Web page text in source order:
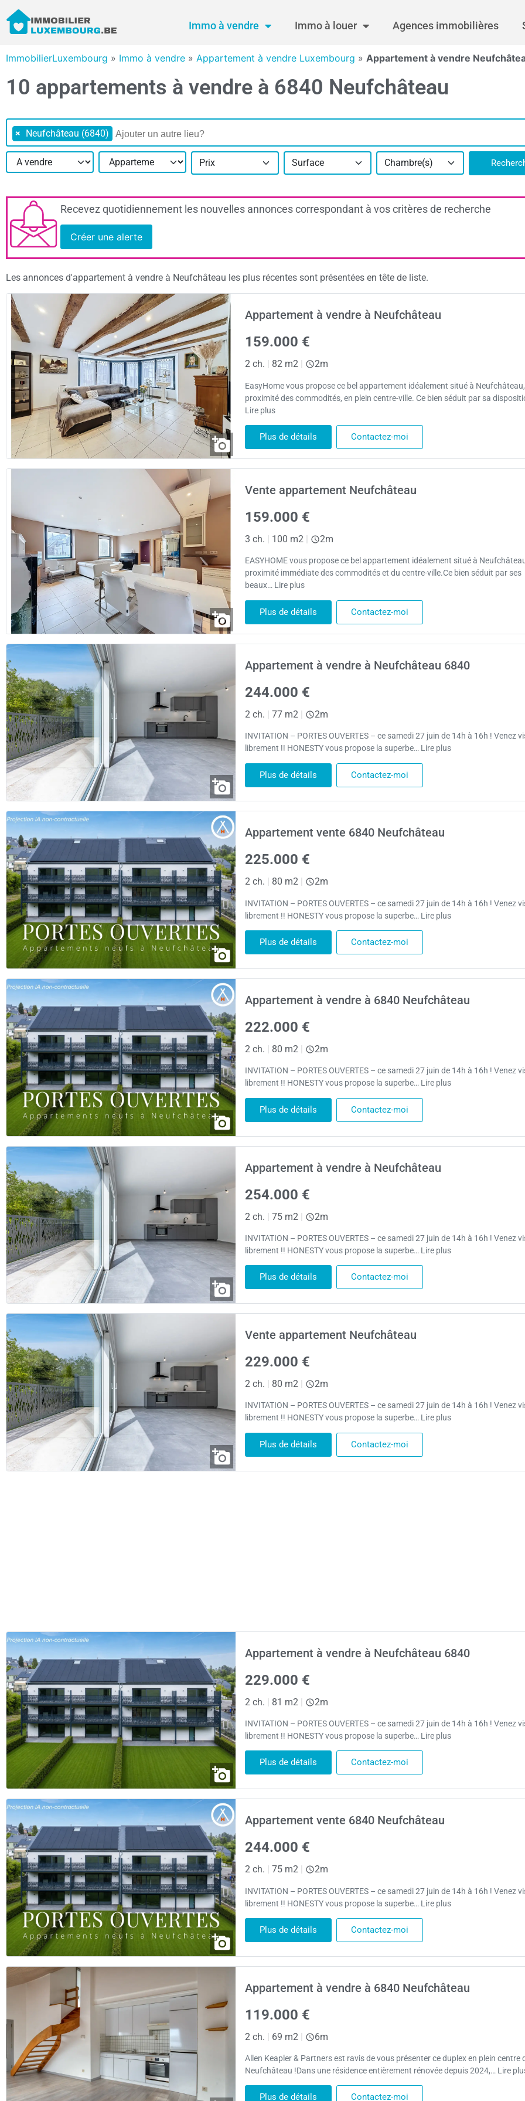
Immo à vendre Immo à louer Agences immobilières
ImmobilierLuxembourg » Immo à vendre » Appartement à vendre Luxembourg » Appartement à vendre
10 appartements à vendre à 6840 Neufchâteau
× Neufchâteau (6840)
Prix Surface Chambre(s)
Recevez quotidiennement les nouvelles annonces correspondant à vos critères de recherche
Créer une alerte
Les annonces d'appartement à vendre à Neufchâteau les plus récentes sont présentées en tête de liste.
Appartement à vendre à Neufchâteau
159.000 €
2 ch. 82 m2 2m
EasyHome vous propose ce bel appartement idéalement situé à
proximité des commodités, en plein centre-ville. Ce bien séduit par sa
Lire plus
Plus de détails Contactez-moi
Vente appartement Neufchâteau
159.000 €
3 ch. | 100 m2 | 2m
EASYHOME vous propose ce bel appartement idéalement situé à
proximité immédiate des commodités et du centre-ville.Ce bien séduit par ses
beaux… Lire plus
Plus de détails Contactez-moi
Appartement à vendre à Neufchâteau 6840
244.000 €
2 ch. | 77 m2 | 2m
INVITATION – PORTES OUVERTES – ce samedi 27 juin de 14h à 16h ! Venez
librement !! HONESTY vous propose la superbe… Lire plus
Plus de détails Contactez-moi
Appartement vente 6840 Neufchâteau
225.000 €
2 ch. 80 m2 2m
INVITATION – PORTES OUVERTES – ce samedi 27 juin de 14h à 16h ! Venez
librement !! HONESTY vous propose la superbe… Lire plus
Plus de détails Contactez-moi
Appartement à vendre à 6840 Neufchâteau
222.000 €
2 ch. | 80 m2 | 2m
INVITATION – PORTES OUVERTES – ce samedi 27 juin de 14h à 16h ! Venez
librement !! HONESTY vous propose la superbe… Lire plus
Plus de détails Contactez-moi
Appartement à vendre à Neufchâteau
254.000 €
2 ch. | 75 m2 | 2m
INVITATION – PORTES OUVERTES – ce samedi 27 juin de 14h à 16h ! Venez
librement !! HONESTY vous propose la superbe… Lire plus
Plus de détails Contactez-moi
Vente appartement Neufchâteau
229.000 €
2 ch. | 80 m2 | 2m
INVITATION – PORTES OUVERTES – ce samedi 27 juin de 14h à 16h ! Venez
librement !! HONESTY vous propose la superbe… Lire plus
Plus de détails Contactez-moi
Appartement à vendre à Neufchâteau 6840
229.000 €
2 ch. | 81 m2 | 2m
INVITATION – PORTES OUVERTES – ce samedi 27 juin de 14h à 16h ! Venez
librement !! HONESTY vous propose la superbe… Lire plus
Plus de détails Contactez-moi
Appartement vente 6840 Neufchâteau
244.000 €
2 ch. 75 m2 2m
INVITATION – PORTES OUVERTES – ce samedi 27 juin de 14h à 16h ! Venez
librement !! HONESTY vous propose la superbe… Lire plus
Plus de détails Contactez-moi
Appartement à vendre à 6840 Neufchâteau
119.000 €
2 ch. | 69 m2 | 6m
Allen Keapler & Partners est ravis de vous présenter ce duplex en plein centre
Neufchâteau !Dans une résidence entièrement rénovée depuis 2024,… Lire
Plus de détails Contactez-moi